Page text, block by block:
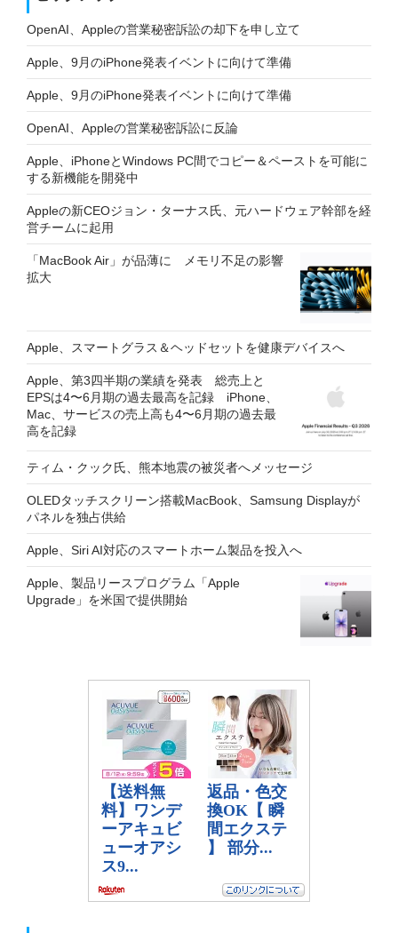
OpenAI、Appleの営業秘密訴訟の却下を申し立て
Apple、9月のiPhone発表イベントに向けて準備
Apple、9月のiPhone発表イベントに向けて準備
OpenAI、Appleの営業秘密訴訟に反論
Apple、iPhoneとWindows PC間でコピー＆ペーストを可能に
する新機能を開発中
Appleの新CEOジョン・ターナス氏、元ハードウェア幹部を経
営チームに起用
「MacBook Air」が品薄に メモリ不足の影響
拡大
Apple、スマートグラス＆ヘッドセットを健康デバイスへ
Apple、第3四半期の業績を発表 総売上と
EPSは4〜6月期の過去最高を記録 iPhone、
Mac、サービスの売上高も4〜6月期の過去最
高を記録
ティム・クック氏、熊本地震の被災者へメッセージ
OLEDタッチスクリーン搭載MacBook、Samsung Displayが
パネルを独占供給
Apple、Siri AI対応のスマートホーム製品を投入へ
Apple、製品リースプログラム「Apple
Upgrade」を米国で提供開始